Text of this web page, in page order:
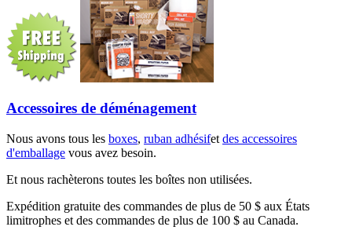
Accessoires de déménagement
Nous avons tous les boxes, ruban adhésifet des accessoires
d'emballage vous avez besoin.
Et nous rachèterons toutes les boîtes non utilisées.
Expédition gratuite des commandes de plus de 50 $ aux États
limitrophes et des commandes de plus de 100 $ au Canada.